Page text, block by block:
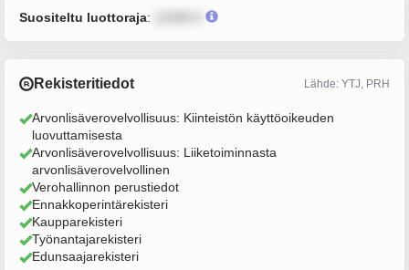
Suositeltu luottoraja:
Rekisteritiedot Lähde: YTJ, PRH
Arvonlisäverovelvollisuus: Kiinteistön käyttöoikeuden
luovuttamisesta
Arvonlisäverovelvollisuus: Liiketoiminnasta
arvonlisäverovelvollinen
Verohallinnon perustiedot
Ennakkoperintärekisteri
Kaupparekisteri
Työnantajarekisteri
Edunsaajarekisteri